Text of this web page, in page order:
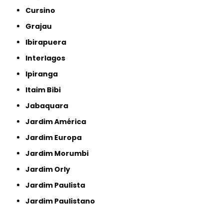
Cursino
Grajau
Ibirapuera
Interlagos
Ipiranga
Itaim Bibi
Jabaquara
Jardim América
Jardim Europa
Jardim Morumbi
Jardim Orly
Jardim Paulista
Jardim Paulistano